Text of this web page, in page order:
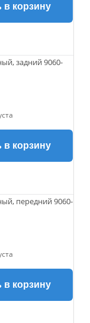
в корзину
задний 9060-
в корзину
передний 9060-
в корзину